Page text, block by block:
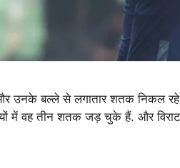
और उनके बल्ले से लगातार शतक निकल
में वह तीन शतक जड़ चुके हैं. और